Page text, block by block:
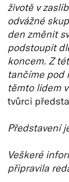
životě v
odvážné
den změnit
podstoupit
koncem. Z
tančíme pod
těmto lidem
tvůrci
Představení
Veškeré
připravila